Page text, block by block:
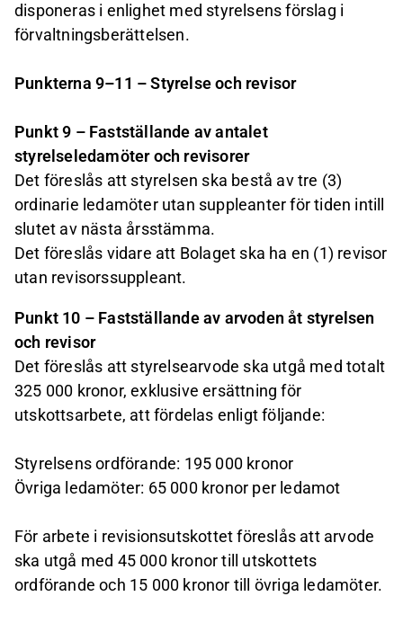
disponeras i enlighet med styrelsens förslag i
förvaltningsberättelsen.
Punkterna 9–11 – Styrelse och revisor
Punkt 9 – Fastställande av antalet
styrelseledamöter och revisorer
Det föreslås att styrelsen ska bestå av tre (3)
ordinarie ledamöter utan suppleanter för tiden intill
slutet av nästa årsstämma.
Det föreslås vidare att Bolaget ska ha en (1) revisor
utan revisorssuppleant.
Punkt 10 – Fastställande av arvoden åt styrelsen
och revisor
Det föreslås att styrelsearvode ska utgå med totalt
325 000 kronor, exklusive ersättning för
utskottsarbete, att fördelas enligt följande:
Styrelsens ordförande: 195 000 kronor
Övriga ledamöter: 65 000 kronor per ledamot
För arbete i revisionsutskottet föreslås att arvode
ska utgå med 45 000 kronor till utskottets
ordförande och 15 000 kronor till övriga ledamöter.